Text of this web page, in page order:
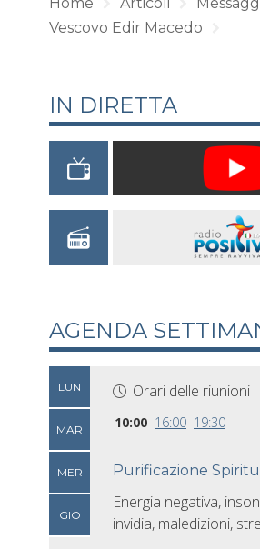
Vescovo Edir Macedo
IN DIRETTA
AGENDA
LUN
MAR
MER
GIO
Orari delle riunioni
10:00 16:00 19:30
Purificazione
Energia negativa,
invidia, maledizioni,